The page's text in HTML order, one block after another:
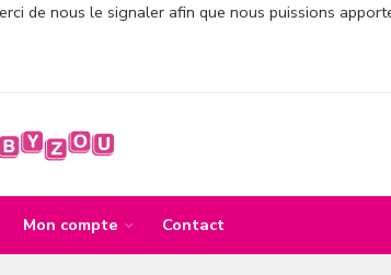
de nous le signaler afin que nous puissions
Mon compte Contact